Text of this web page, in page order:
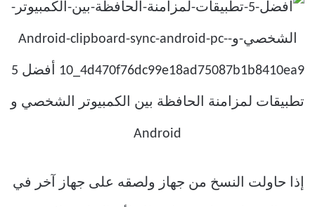
إذا حاولت النسخ من جهاز ولصقه على جهاز آخر في